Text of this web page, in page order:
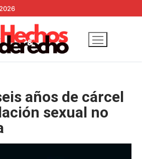
años de cárcel
sexual no